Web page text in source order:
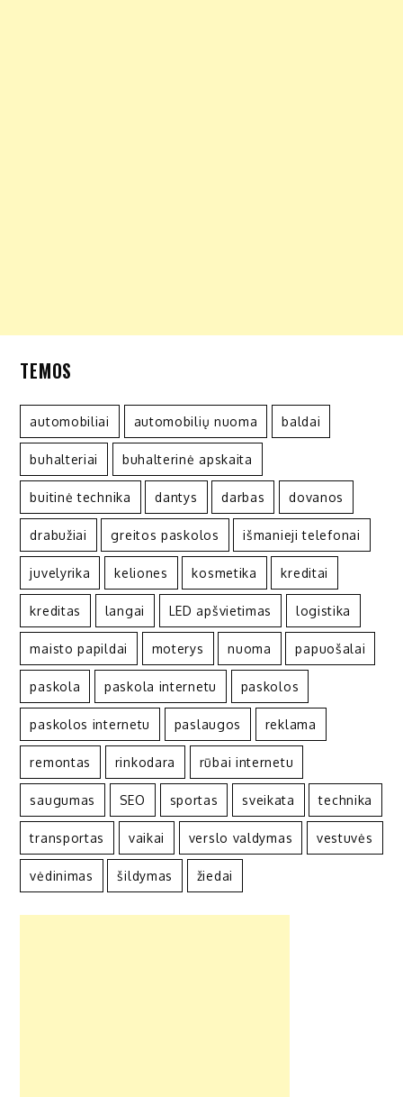
TEMOS
automobiliai automobilių nuoma baldai
buhalteriai buhalterinė apskaita
buitinė technika dantys darbas dovanos
drabužiai greitos paskolos išmanieji telefonai
juvelyrika keliones kosmetika kreditai
kreditas langai LED apšvietimas logistika
maisto papildai moterys nuoma papuošalai
paskola paskola internetu paskolos
paskolos internetu paslaugos reklama
remontas rinkodara rūbai internetu
saugumas SEO sportas sveikata technika
transportas vaikai verslo valdymas vestuvės
vėdinimas šildymas žiedai